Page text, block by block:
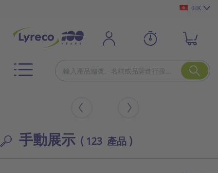
HK
手動展示 ( 123 產品 )